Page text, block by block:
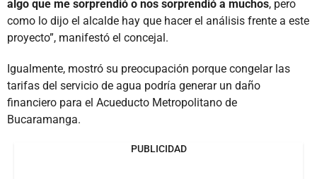
algo que me sorprendió o nos sorprendió a muchos, pero
como lo dijo el alcalde hay que hacer el análisis frente a este
proyecto”, manifestó el concejal.
Igualmente, mostró su preocupación porque congelar las
tarifas del servicio de agua podría generar un daño
financiero para el Acueducto Metropolitano de
Bucaramanga.
PUBLICIDAD